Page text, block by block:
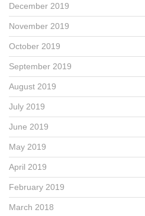
December 2019
November 2019
October 2019
September 2019
August 2019
July 2019
June 2019
May 2019
April 2019
February 2019
March 2018